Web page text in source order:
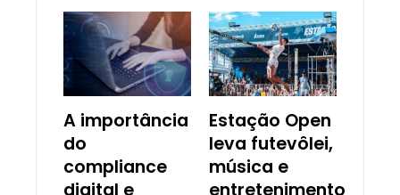
A importância
do
compliance
Estação Open
leva futevôlei,
música e